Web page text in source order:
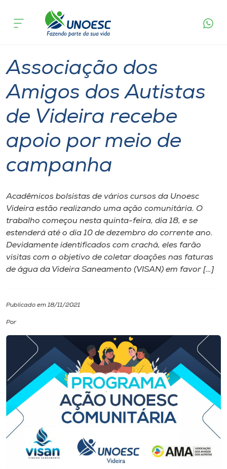
Cursos
Pesquisa
Atendimento ao Estudante
Portal de Ensino
Internacionalização
I.nova
Cultura
CPA
Biblioteca
Editora
Rádio
Museu
acontece
Associação dos
Amigos dos Autistas
de Videira recebe
apoio por meio de
campanha
Acadêmicos bolsistas de vários cursos da Unoesc
Videira estão realizando uma ação comunitária. O
trabalho começou nesta quinta-feira, dia 18, e se
estenderá até o dia 10 de dezembro do corrente ano.
Devidamente identificados com crachá, eles farão
visitas com o objetivo de coletar doações nas faturas
de água da Videira Saneamento (VISAN) em favor […]
Publicado em 18/11/2021
Por